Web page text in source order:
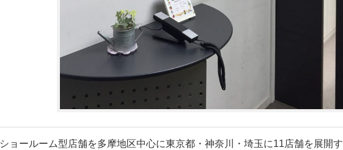
ショールーム型店舗を多摩地区中心に東京都・神奈川・埼玉に11店舗を展開す